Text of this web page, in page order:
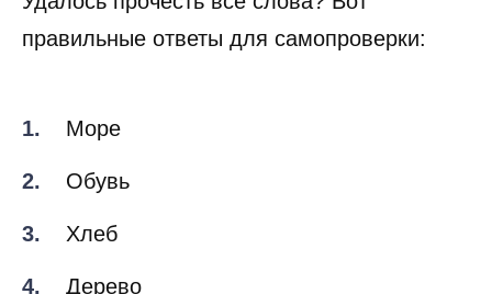
правильные ответы для самопроверки:
Море
Обувь
Хлеб
Дерево